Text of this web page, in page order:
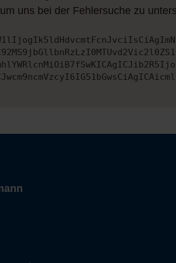
uns bei der Fehlersuche zu